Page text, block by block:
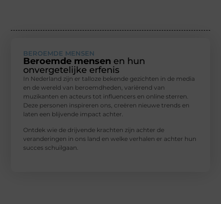
BEROEMDE MENSEN
Beroemde mensen en hun
onvergetelijke erfenis
In Nederland zijn er talloze bekende gezichten in de media
en de wereld van beroemdheden, variërend van
muzikanten en acteurs tot influencers en online sterren.
Deze personen inspireren ons, creëren nieuwe trends en
laten een blijvende impact achter.
Ontdek wie de drijvende krachten zijn achter de
veranderingen in ons land en welke verhalen er achter hun
succes schuilgaan.